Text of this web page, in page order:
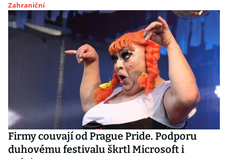
Zahraniční
Firmy couvají od Prague Pride. Podporu
duhovému festivalu škrtl Microsoft i